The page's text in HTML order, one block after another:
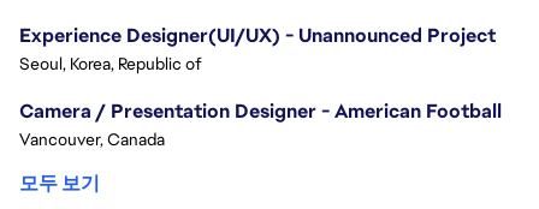
Experience Designer(UI/UX) - Unannounced Project
Seoul, Korea, Republic of
Camera / Presentation Designer - American Football
Vancouver, Canada
모두 보기